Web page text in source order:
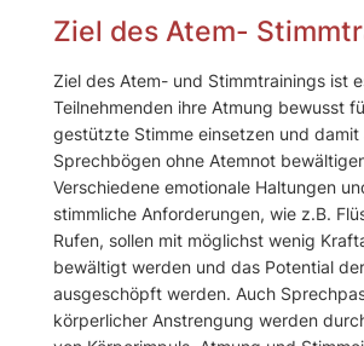
Ziel des Atem-
Ziel des Atem- und Stimmtrainings ist
Teilnehmenden ihre Atmung bewusst
gestützte Stimme einsetzen und damit
Sprechbögen ohne Atemnot
Verschiedene emotionale Haltungen
stimmliche Anforderungen, wie z.B.
Rufen, sollen mit möglichst wenig
bewältigt werden und das Potential
ausgeschöpft werden. Auch
körperlicher Anstrengung werden